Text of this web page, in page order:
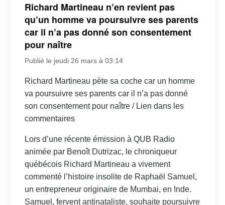
Richard Martineau n’en revient pas
qu’un homme va poursuivre ses parents
car il n’a pas donné son consentement
pour naître
Publié le jeudi 26 mars à 03:14
Richard Martineau pète sa coche car un homme
va poursuivre ses parents car il n’a pas donné
son consentement pour naître / Lien dans les
commentaires
Lors d’une récente émission à QUB Radio
animée par Benoît Dutrizac, le chroniqueur
québécois Richard Martineau a vivement
commenté l’histoire insolite de Raphaël Samuel,
un entrepreneur originaire de Mumbai, en Inde.
Samuel, fervent antinataliste, souhaite poursuivre